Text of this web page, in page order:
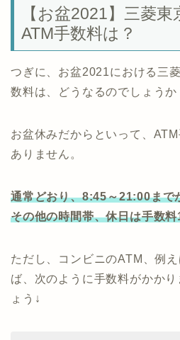
【お盆2021】三菱
ATM手数料は？
つぎに、お盆2021における三
数料は、どうなるのでしょうか
お盆休みだからといって、
ありません。
通常どおり、8:45～21:00まで
その他の時間帯、休日は手数
ただし、コンビニのATM、例
ば、次のように手数料がかか
ょう↓